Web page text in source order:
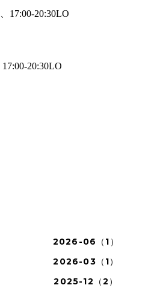
、
17:00-20:30LO
17:00-20:30LO
2026-06（1）
2026-03（1）
2025-12（2）